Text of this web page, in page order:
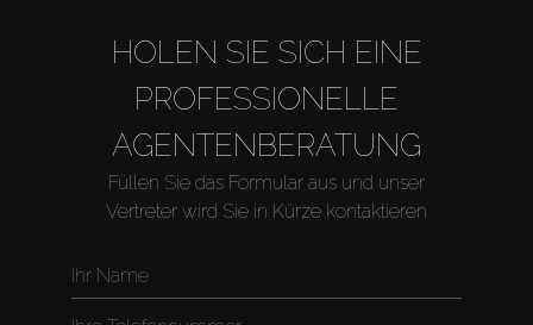
Verkaufen
HOLEN SIE SICH EINE
PROFESSIONELLE
AGENTENBERATUNG
Füllen Sie das Formular aus und unser
Vertreter wird Sie in Kürze kontaktieren